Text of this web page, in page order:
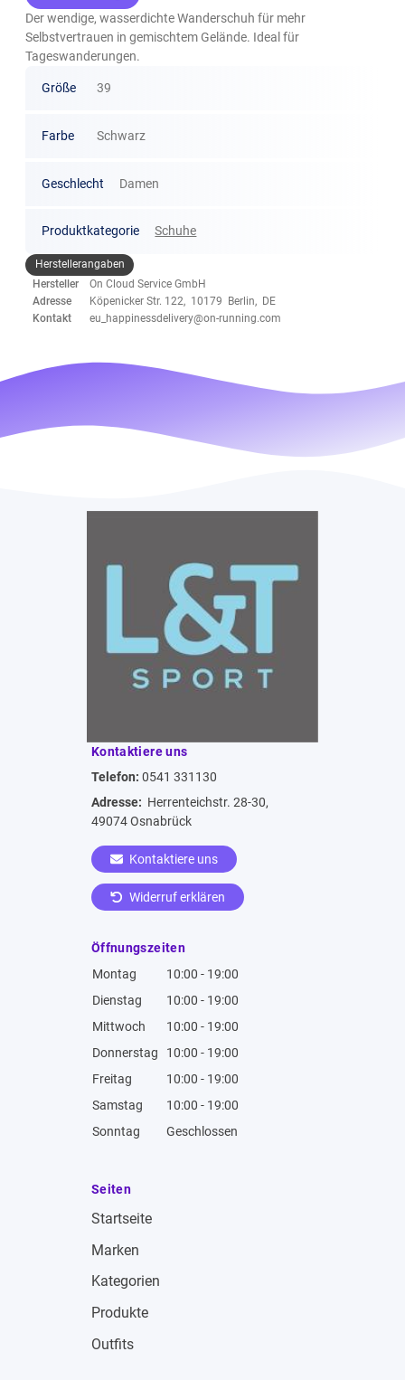
Der wendige, wasserdichte Wanderschuh für mehr
Selbstvertrauen in gemischtem Gelände. Ideal für
Tageswanderungen.
Größe 39
Farbe Schwarz
Geschlecht Damen
Produktkategorie Schuhe
Herstellerangaben
Hersteller
On Cloud Service GmbH
Adresse
Köpenicker Str. 122, 10179 Berlin, DE
Kontakt
eu_happinessdelivery@on-running.com
Kontaktiere uns
Telefon: 0541 331130
Adresse: Herrenteichstr. 28-30,
49074 Osnabrück
Kontaktiere uns
Widerruf erklären
Öffnungszeiten
Montag
10:00 - 19:00
Dienstag
10:00 - 19:00
Mittwoch
10:00 - 19:00
Donnerstag
10:00 - 19:00
Freitag
10:00 - 19:00
Samstag
10:00 - 19:00
Sonntag
Geschlossen
Seiten
Startseite
Marken
Kategorien
Produkte
Outfits